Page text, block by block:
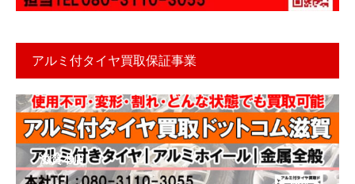
アルミ付タイヤ買取保証事業
滋賀本店